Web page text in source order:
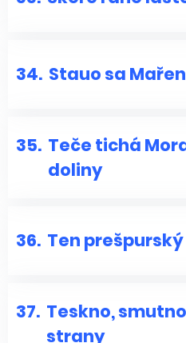
34. Stauo sa
35. Teče tichá
doliny
36. Ten
37. Teskno,
strany